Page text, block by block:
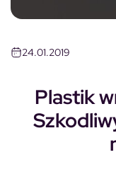
24.01.2019
Plastik